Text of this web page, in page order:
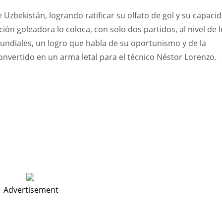
logrando ratificar su olfato de gol y su
goleadora lo coloca, con solo dos partidos, al nivel de
un logro que habla de su oportunismo y de la
en un arma letal para el técnico Néstor Lorenzo.
Advertisement